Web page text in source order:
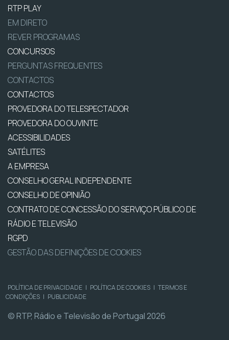
RTP PLAY
EM DIRETO
REVER PROGRAMAS
CONCURSOS
PERGUNTAS FREQUENTES
CONTACTOS
CONTACTOS
PROVEDORA DO TELESPECTADOR
PROVEDORA DO OUVINTE
ACESSIBILIDADES
SATÉLITES
A EMPRESA
CONSELHO GERAL INDEPENDENTE
CONSELHO DE OPINIÃO
CONTRATO DE CONCESSÃO DO SERVIÇO PÚBLICO DE
RÁDIO E TELEVISÃO
RGPD
GESTÃO DAS DEFINIÇÕES DE COOKIES
POLÍTICA DE PRIVACIDADE | POLÍTICA DE COOKIES | TERMOS E
CONDIÇÕES | PUBLICIDADE
© RTP, Rádio e Televisão de Portugal 2026